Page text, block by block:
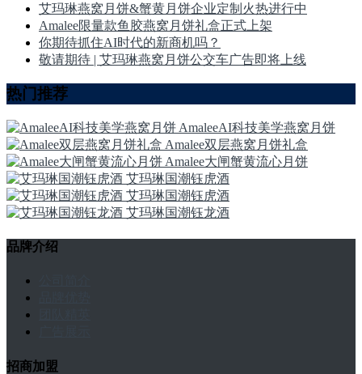
艾玛琳燕窝月饼&蟹黄月饼企业定制火热进行中
Amalee限量款鱼胶燕窝月饼礼盒正式上架
你期待抓住AI时代的新商机吗？
敬请期待 | 艾玛琳燕窝月饼公交车广告即将上线
热门推荐
AmaleeAI科技美学燕窝月饼
Amalee双层燕窝月饼礼盒
Amalee大闸蟹黄流心月饼
艾玛琳国潮钰虎酒
艾玛琳国潮钰虎酒
艾玛琳国潮钰龙酒
品牌介绍
招商加盟